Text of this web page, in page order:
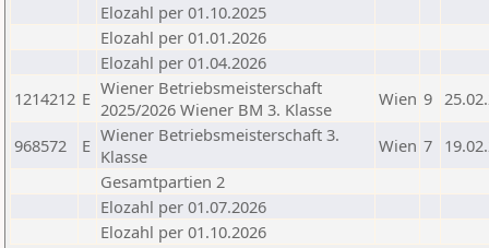
Elozahl per 01.10.2025
Elozahl per 01.01.2026
Elozahl per 01.04.2026
1214212 E Wiener Betriebsmeisterschaft
2025/2026 Wiener BM 3. Klasse
Wien 9
968572 E Wiener Betriebsmeisterschaft 3.
Klasse
Wien 7
Gesamtpartien 2
Elozahl per 01.07.2026
Elozahl per 01.10.2026